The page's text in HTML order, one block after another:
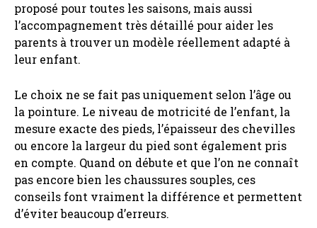
proposé pour toutes les saisons, mais aussi
l’accompagnement très détaillé pour aider les
parents à trouver un modèle réellement adapté à
leur enfant.
Le choix ne se fait pas uniquement selon l’âge ou
la pointure. Le niveau de motricité de l’enfant, la
mesure exacte des pieds, l’épaisseur des chevilles
ou encore la largeur du pied sont également pris
en compte. Quand on débute et que l’on ne connaît
pas encore bien les chaussures souples, ces
conseils font vraiment la différence et permettent
d’éviter beaucoup d’erreurs.